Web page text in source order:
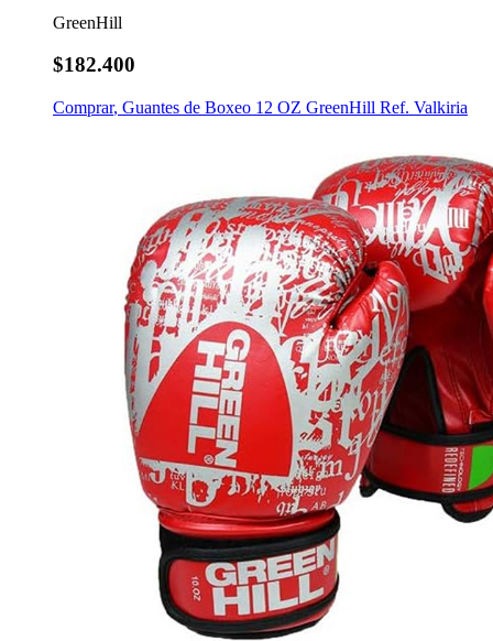
GreenHill
$182.400
Comprar, Guantes de Boxeo 12 OZ GreenHill Ref. Valkiria